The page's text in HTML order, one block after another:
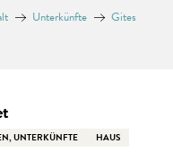
Unterkünfte
Gites
UNTERKÜNFTE HAUS